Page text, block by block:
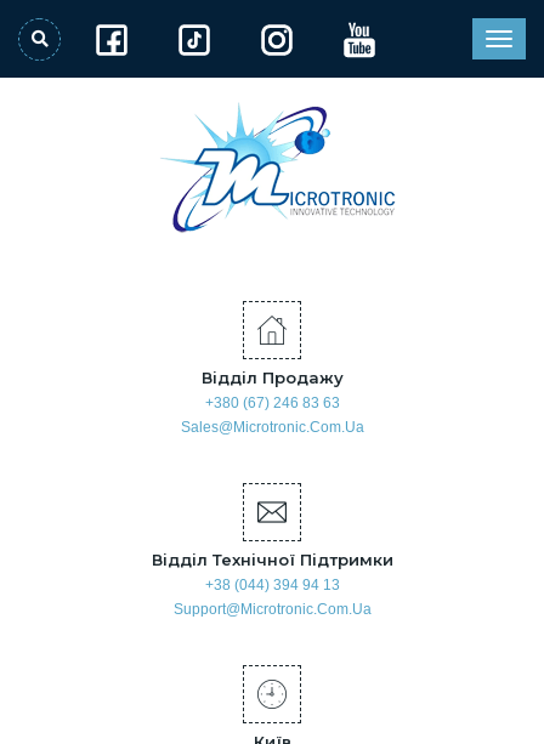
Відділ Продажу
+380 (67) 246 83 63
Sales@microtronic.com.ua
Відділ Технічної Підтримки
+38 (044) 394 94 13
Support@microtronic.com.ua